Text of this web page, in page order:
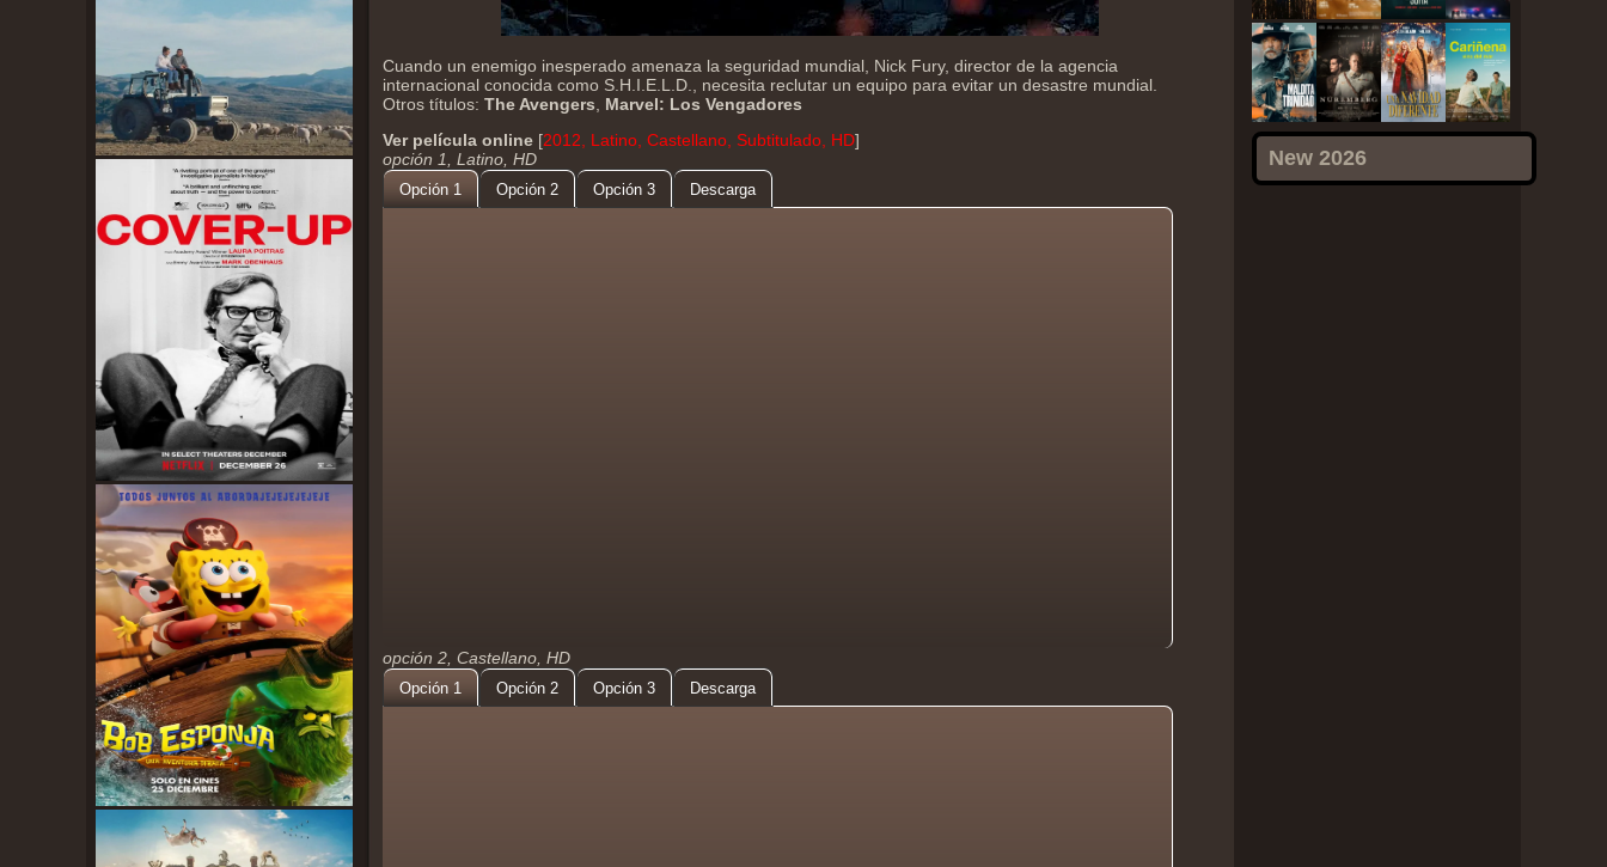
New 2026
Cuando un enemigo inesperado amenaza la seguridad mundial, Nick Fury, director de la agencia
internacional conocida como S.H.I.E.L.D., necesita reclutar un equipo para evitar un desastre mundial.
Otros títulos: The Avengers
Marvel: Los Vengadores
Ver película online [2012, Latino, Castellano, Subtitulado, HD]
opción 1, Latino, HD
Opción 1 Opción 2 Opción 3 Descarga
opción 2, Castellano, HD
Opción 1 Opción 2 Opción 3 Descarga